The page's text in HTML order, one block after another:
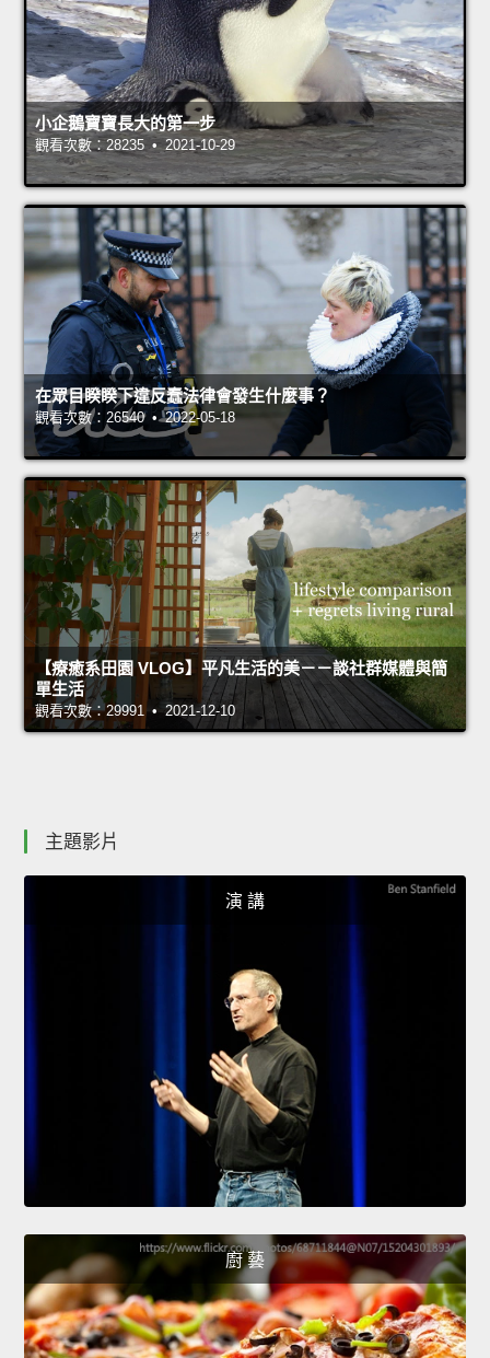
小企鵝寶寶長大的第一步
觀看次數：28235 • 2021-10-29
在眾目睽睽下違反蠢法律會發生什麼事？
觀看次數：26540 • 2022-05-18
【療癒系田園 VLOG】平凡生活的美－－談社群媒體與簡
單生活
觀看次數：29991 • 2021-12-10
主題影片
演 講
廚 藝